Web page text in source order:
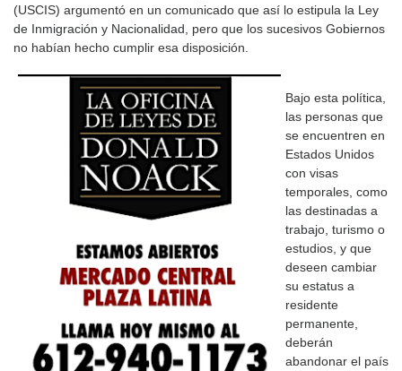
(USCIS) argumentó en un comunicado que así lo estipula la Ley
de Inmigración y Nacionalidad, pero que los sucesivos Gobiernos
no habían hecho cumplir esa disposición.
Bajo esta política,
las personas que
se encuentren en
Estados Unidos
con visas
temporales, como
las destinadas a
trabajo, turismo o
estudios, y que
deseen cambiar
su estatus a
residente
permanente,
deberán
abandonar el país